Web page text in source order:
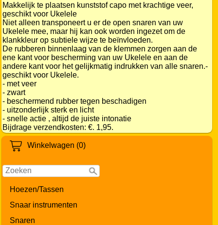
Winkelwagen (0)
Hoezen/Tassen
Snaar instrumenten
Snaren
Makkelijk te plaatsen kunststof capo met krachtige veer,
geschikt voor Ukelele
Niet alleen transponeert u er de open snaren van uw
Ukelele mee, maar hij kan ook worden ingezet om de
klankkleur op subtiele wijze te beïnvloeden.
De rubberen binnenlaag van de klemmen zorgen aan de
ene kant voor bescherming van uw Ukelele en aan de
andere kant voor het gelijkmatig indrukken van alle snaren.-
geschikt voor Ukelele.
- met veer
- zwart
- beschermend rubber tegen beschadigen
- uitzonderlijk sterk en licht
- snelle actie , altijd de juiste intonatie
Bijdrage verzendkosten: €. 1,95.